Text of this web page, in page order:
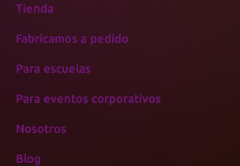
Tienda
Fabricamos a pedido
Para escuelas
Para eventos corporativos
Nosotros
Blog